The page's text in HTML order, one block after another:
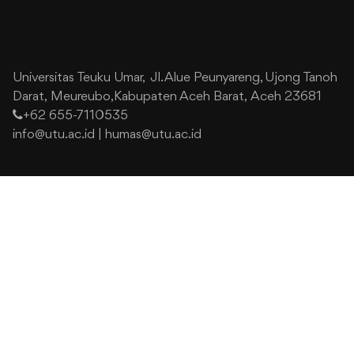
Universitas Teuku Umar, Jl. Alue Peunyareng, Ujong Tanoh
Darat, Meureubo,Kabupaten Aceh Barat, Aceh 23681
+62 655-7110535
info@utu.ac.id
humas@utu.ac.id